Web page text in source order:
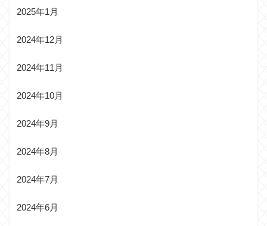
2025年1月
2024年12月
2024年11月
2024年10月
2024年9月
2024年8月
2024年7月
2024年6月